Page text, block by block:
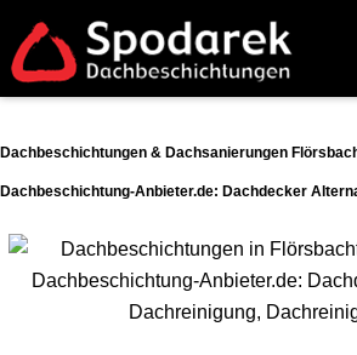
Dachbeschichtungen & Dachsanierungen
Dachbeschichtung-Anbieter.de: Dachdecker